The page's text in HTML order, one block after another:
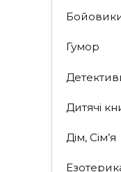
Гумор
Дитячі
Дім, Сім’я